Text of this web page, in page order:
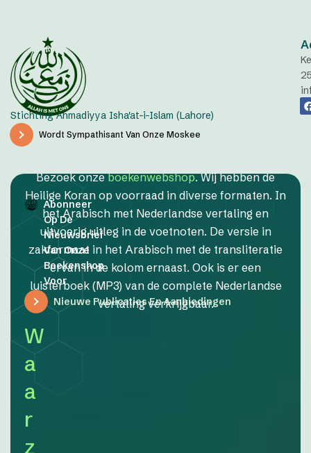
Stichting Ahmadiyya Isha'at-i-Islam (Lahore)
Wordt Sympathisant Van Onze Moskee
Abonneer
Op De
Nieuwsbrief
Van Onze
Boekenshop
Voor
Nieuwe Publicaties En Aanbiedingen
W
a
a
r
z
Bezoek onzeboekenwebshop. Wij hebben de
Heilige Koran op voorraad in diverse formaten. In
het Arabisch met Nederlandse vertaling en
uitvoerig uitleg in de voetnoten. De versie in
zakformaat in het Arabisch met de transliteratie
ervan in de kolom ernaast. Ook is er een
luisterboek (MP3) van de complete Nederlandse
vertaling verkrijgbaar.